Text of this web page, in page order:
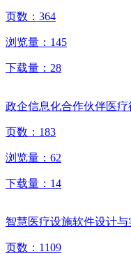
页数： 364
浏览量： 145
下载量： 28
政企信息化合作伙伴医
页数： 183
浏览量： 62
下载量： 14
智慧医疗设施软件设计
页数： 1109